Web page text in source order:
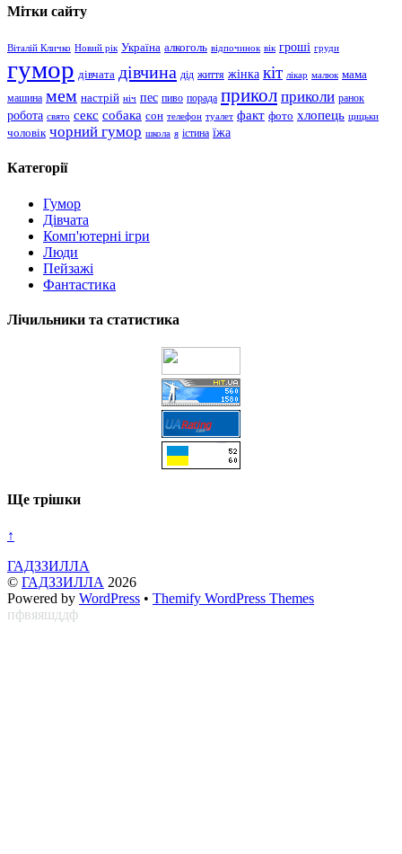
Мітки сайту
Віталій Кличко Новий рік Україна алкоголь відпочинок вік гроші груди
гумор дівчата дівчина дід життя жінка кіт лікар малюк мама
машина мем настрій ніч пес пиво порада прикол приколи ранок
робота свято секс собака сон телефон туалет факт фото хлопець цицьки
чоловік чорний гумор школа я істина їжа
Категорії
Гумор
Дівчата
Комп'ютерні ігри
Люди
Пейзажі
Фантастика
Лічильники та статистика
Ще трішки
↑
ГАДЗЗИЛЛА
© ГАДЗЗИЛЛА 2026
Powered by WordPress • Themify WordPress Themes
пфвяяшддф